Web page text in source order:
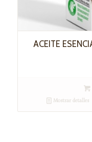
ACEITE
Mostrar detalles